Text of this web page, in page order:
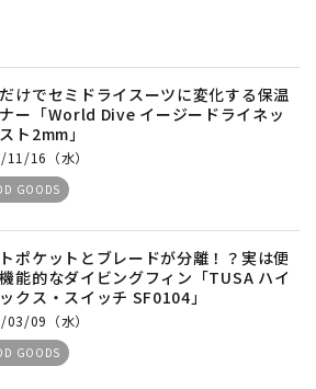
けでセミドライスーツに変化する保温
ー「World Dive イージードライネッ
ト2mm」
16（水）
GOODS
ポケットとブレードが分離！？実は便
能的なダイビングフィン「TUSA ハイ
クス・スイッチ SF0104」
09（水）
GOODS